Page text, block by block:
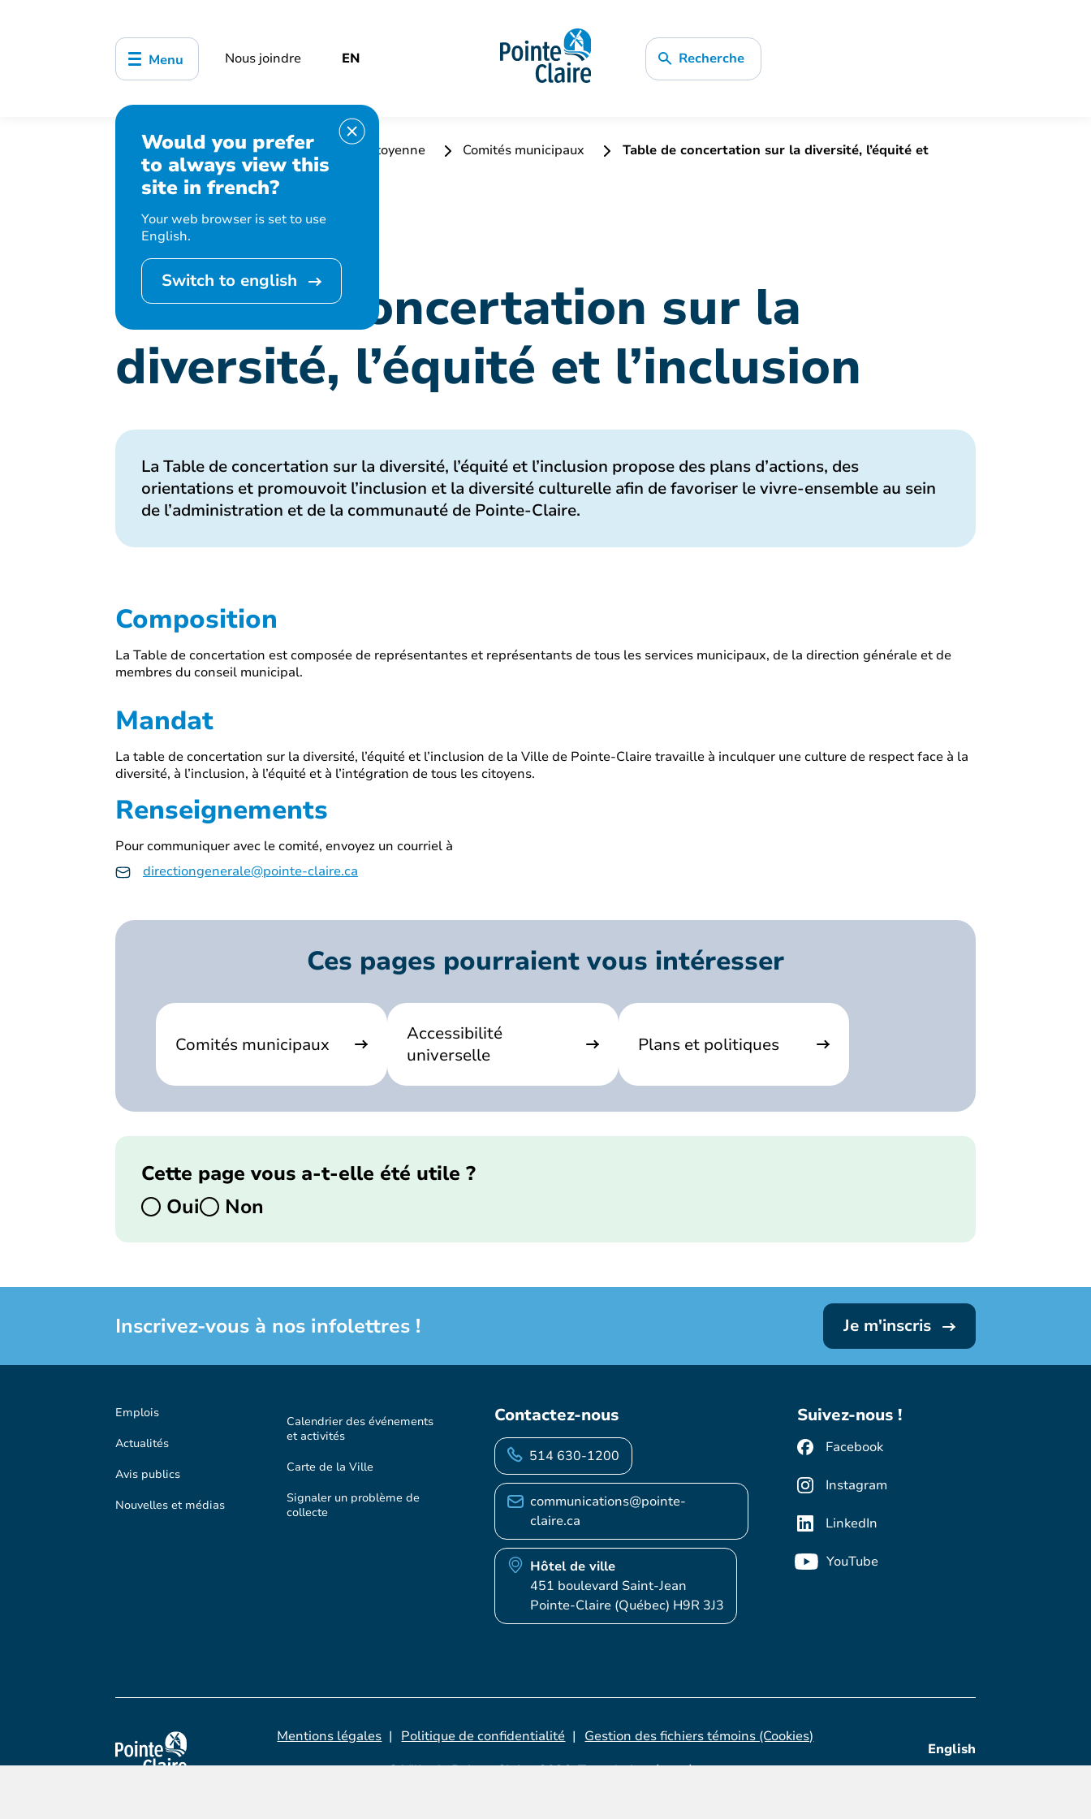
Menu Nous joindre EN Recherche
Would you prefer
to always view this
site in french?
Your web browser is set to use
English.
Switch to english
Accueil Démocratie et participation citoyenne Comités municipaux
Table de concertation sur la diversité, l’équité et
l’inclusion
Table de concertation sur la
diversité, l’équité et l’inclusion
La Table de concertation sur la diversité, l’équité et l’inclusion propose des plans d’actions, des
orientations et promouvoit l’inclusion et la diversité culturelle afin de favoriser le vivre-ensemble au sein
de l’administration et de la communauté de Pointe-Claire.
Composition
La Table de concertation est composée de représentantes et représentants de tous les services municipaux, de la direction générale et de
membres du conseil municipal.
Mandat
La table de concertation sur la diversité, l’équité et l’inclusion de la Ville de Pointe-Claire travaille à inculquer une culture de respect face à la
diversité, à l’inclusion, à l’équité et à l’intégration de tous les citoyens.
Renseignements
Pour communiquer avec le comité, envoyez un courriel à
directiongenerale@pointe-claire.ca
Ces pages pourraient vous intéresser
Comités municipaux
Accessibilité
universelle
Plans et politiques
Cette page vous a-t-elle été utile ?
Oui
Non
Inscrivez-vous à nos infolettres ! Je m'inscris
Emplois
Actualités
Avis publics
Nouvelles et médias
Calendrier des événements
et activités
Carte de la Ville
Signaler un problème de
collecte
Contactez-nous
514 630-1200
communications@pointe-
claire.ca
Hôtel de ville
451 boulevard Saint-Jean
Pointe-Claire (Québec) H9R 3J3
Suivez-nous !
Facebook
Instagram
LinkedIn
YouTube
© Ville de Pointe-Claire, 2026. Tous droits réservés.
Mentions légales Politique de confidentialité Gestion des fichiers témoins (Cookies)
English